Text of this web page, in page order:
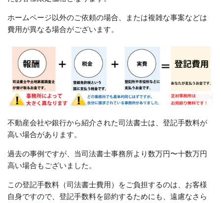
ホームページ以外のご依頼の場合、または複雑な事案などは
費用が異なる場合がございます。
不動産会社や銀行から紹介された司法書士は、登記手数料が
高い場合があります。
過去の事例ですが、当司法書士事務所より数万円〜十数万円
高い場合もございました。
この登記手数料（司法書士費用）をご負担するのは、お客様
自身ですので、登記手数料を節約するためにも、遠慮なさら